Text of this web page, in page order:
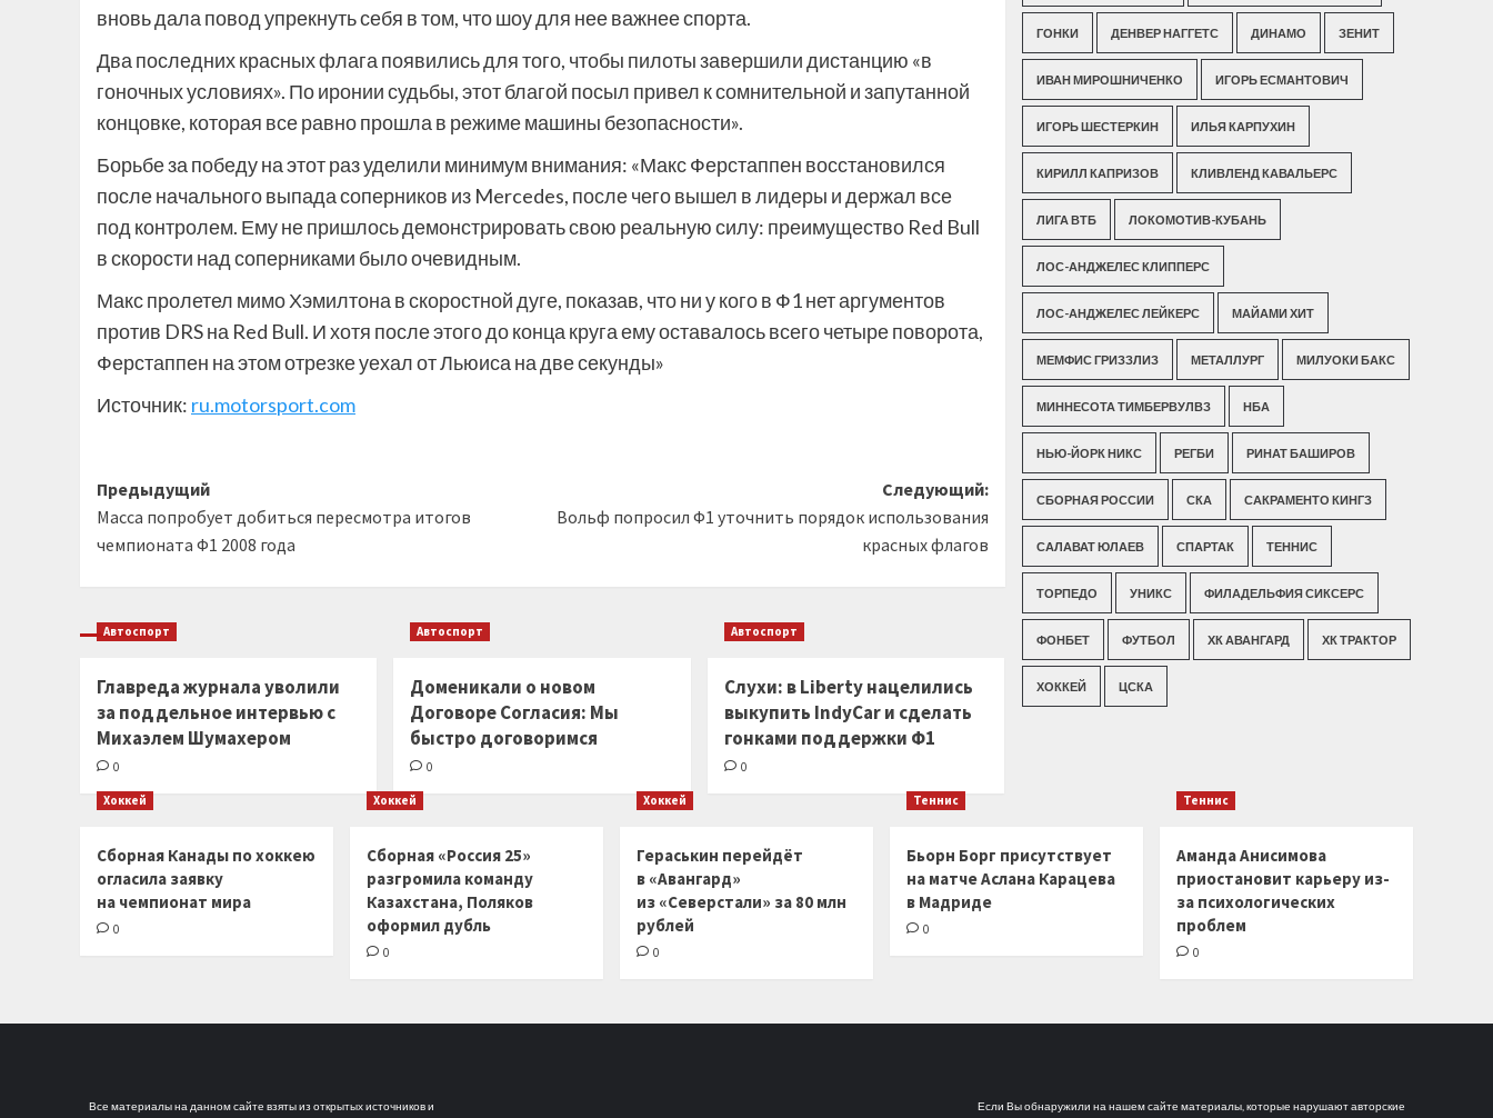
вновь дала повод упрекнуть себя в том, что шоу для нее важнее спорта.
Два последних красных флага появились для того, чтобы пилоты завершили дистанцию «в
гоночных условиях». По иронии судьбы, этот благой посыл привел к сомнительной и запутанной
концовке, которая все равно прошла в режиме машины безопасности».
Борьбе за победу на этот раз уделили минимум внимания: «Макс Ферстаппен восстановился
после начального выпада соперников из Mercedes, после чего вышел в лидеры и держал все
под контролем. Ему не пришлось демонстрировать свою реальную силу: преимущество Red Bull
в скорости над соперниками было очевидным.
Макс пролетел мимо Хэмилтона в скоростной дуге, показав, что ни у кого в Ф1 нет аргументов
против DRS на Red Bull. И хотя после этого до конца круга ему оставалось всего четыре поворота,
Ферстаппен на этом отрезке уехал от Льюиса на две секунды»
Источник: ru.motorsport.com
Навигация
записи
Предыдущий
Масса попробует добиться пересмотра итогов
чемпионата Ф1 2008 года
Следующий:
Вольф попросил Ф1 уточнить порядок использования
красных флагов
Автоспорт
Главреда журнала уволили
за поддельное интервью с
Михаэлем Шумахером
0
Автоспорт
Доменикали о новом
Договоре Согласия: Мы
быстро договоримся
0
Автоспорт
Слухи: в Liberty нацелились
выкупить IndyCar и сделать
гонками поддержки Ф1
0
ГОНКИ ДЕНВЕР НАГГЕТС ДИНАМО ЗЕНИТ
ИВАН МИРОШНИЧЕНКО ИГОРЬ ЕСМАНТОВИЧ
ИГОРЬ ШЕСТЕРКИН ИЛЬЯ КАРПУХИН
КИРИЛЛ КАПРИЗОВ КЛИВЛЕНД КАВАЛЬЕРС
ЛИГА ВТБ ЛОКОМОТИВ-КУБАНЬ
ЛОС-АНДЖЕЛЕС КЛИППЕРС
ЛОС-АНДЖЕЛЕС ЛЕЙКЕРС МАЙАМИ ХИТ
МЕМФИС ГРИЗЗЛИЗ МЕТАЛЛУРГ МИЛУОКИ БАКС
МИННЕСОТА ТИМБЕРВУЛВЗ НБА
НЬЮ-ЙОРК НИКС РЕГБИ РИНАТ БАШИРОВ
СБОРНАЯ РОССИИ СКА САКРАМЕНТО КИНГЗ
САЛАВАТ ЮЛАЕВ СПАРТАК ТЕННИС
ТОРПЕДО УНИКС ФИЛАДЕЛЬФИЯ СИКСЕРС
ФОНБЕТ ФУТБОЛ ХК АВАНГАРД ХК ТРАКТОР
ХОККЕЙ ЦСКА
Хоккей
Сборная Канады по хоккею
огласила заявку
на чемпионат мира
0
Хоккей
Сборная «Россия 25»
разгромила команду
Казахстана, Поляков
оформил дубль
0
Хоккей
Гераськин перейдёт
в «Авангард»
из «Северстали» за 80 млн
рублей
0
Теннис
Бьорн Борг присутствует
на матче Аслана Карацева
в Мадриде
0
Теннис
Аманда Анисимова
приостановит карьеру из-
за психологических
проблем
0
Все материалы на данном сайте взяты из открытых источников и Если Вы обнаружили на нашем сайте материалы, которые нарушают авторские